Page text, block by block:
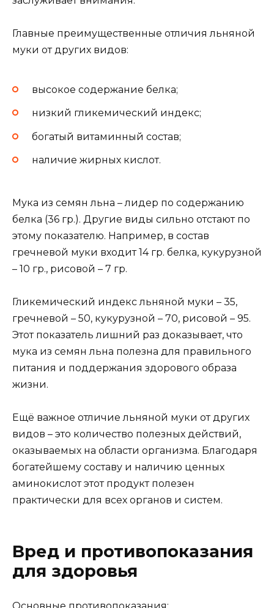
Главные преимущественные отличия льняной
муки от других видов:
высокое содержание белка;
низкий гликемический индекс;
богатый витаминный состав;
наличие жирных кислот.
Мука из семян льна – лидер по содержанию
белка (36 гр.). Другие виды сильно отстают по
этому показателю. Например, в состав
гречневой муки входит 14 гр. белка, кукурузной
– 10 гр., рисовой – 7 гр.
Гликемический индекс льняной муки – 35,
гречневой – 50, кукурузной – 70, рисовой – 95.
Этот показатель лишний раз доказывает, что
мука из семян льна полезна для правильного
питания и поддержания здорового образа
жизни.
Ещё важное отличие льняной муки от других
видов ­– это количество полезных действий,
оказываемых на области организма. Благодаря
богатейшему составу и наличию ценных
аминокислот этот продукт полезен
практически для всех органов и систем.
Вред и противопоказания
для здоровья